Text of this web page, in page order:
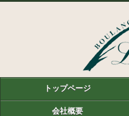
トップページ
会社概要